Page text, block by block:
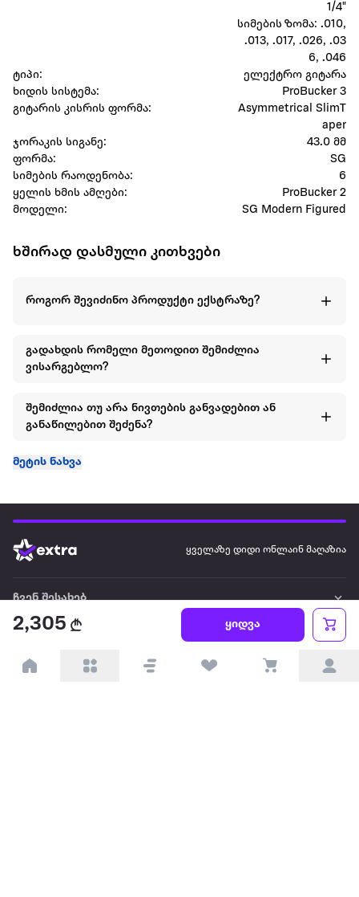
2,305 ყიდვა
1/4"
სიმების ზომა: .010,
.013, .017, .026, .03
6, .046
ტიპი:
ელექტრო გიტარა
ხიდის სისტემა:
ProBucker 3
გიტარის კისრის ფორმა:
Asymmetrical SlimT
aper
ჯორაკის სიგანე:
43.0 მმ
ფორმა:
SG
სიმების რაოდენობა:
6
ყელის ხმის ამღები:
ProBucker 2
მოდელი:
SG Modern Figured
ხშირად დასმული კითხვები
როგორ შევიძინო პროდუქტი ექსტრაზე?
გადახდის რომელი მეთოდით შემიძლია
ვისარგებლო?
შემიძლია თუ არა ნივთების განვადებით ან
განაწილებით შეძენა?
მეტის ნახვა
ყველაზე დიდი ონლაინ მაღაზია
ჩვენ შესახებ